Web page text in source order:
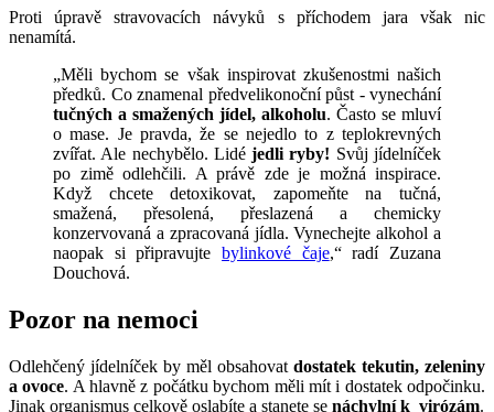
Proti úpravě stravovacích návyků s příchodem jara však nic
nenamítá.
„Měli bychom se však inspirovat zkušenostmi našich
předků. Co znamenal předvelikonoční půst - vynechání
tučných a smažených jídel, alkoholu. Často se mluví
o mase. Je pravda, že se nejedlo to z teplokrevných
zvířat. Ale nechybělo. Lidéjedli ryby! Svůj jídelníček
po zimě odlehčili. A právě zde je možná inspirace.
Když chcete detoxikovat, zapomeňte na tučná,
smažená, přesolená, přeslazená a chemicky
konzervovaná a zpracovaná jídla. Vynechejte alkohol a
naopak si připravujte bylinkové čaje,“ radí Zuzana
Douchová.
Pozor na nemoci
Odlehčený jídelníček by měl obsahovat dostatek tekutin, zeleniny
a ovoce. A hlavně z počátku bychom měli mít i dostatek odpočinku.
Jinak organismus celkově oslabíte a stanete se náchylní k virózám.